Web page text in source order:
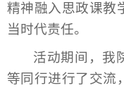
精神融入思政课教
当时代责任。
活动期间，我
等同行进行了交流